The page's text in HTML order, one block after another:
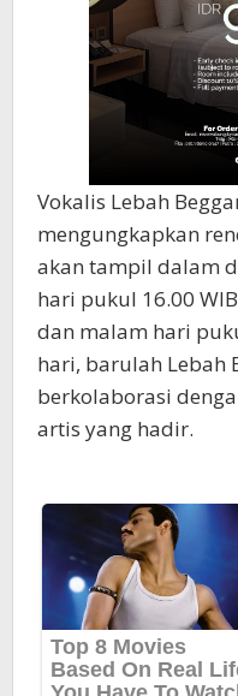
Vokalis Lebah
mengungkapkan
akan tampil dalam
hari pukul 16.00
dan malam hari
hari, barulah Lebah
berkolaborasi
artis yang hadir.